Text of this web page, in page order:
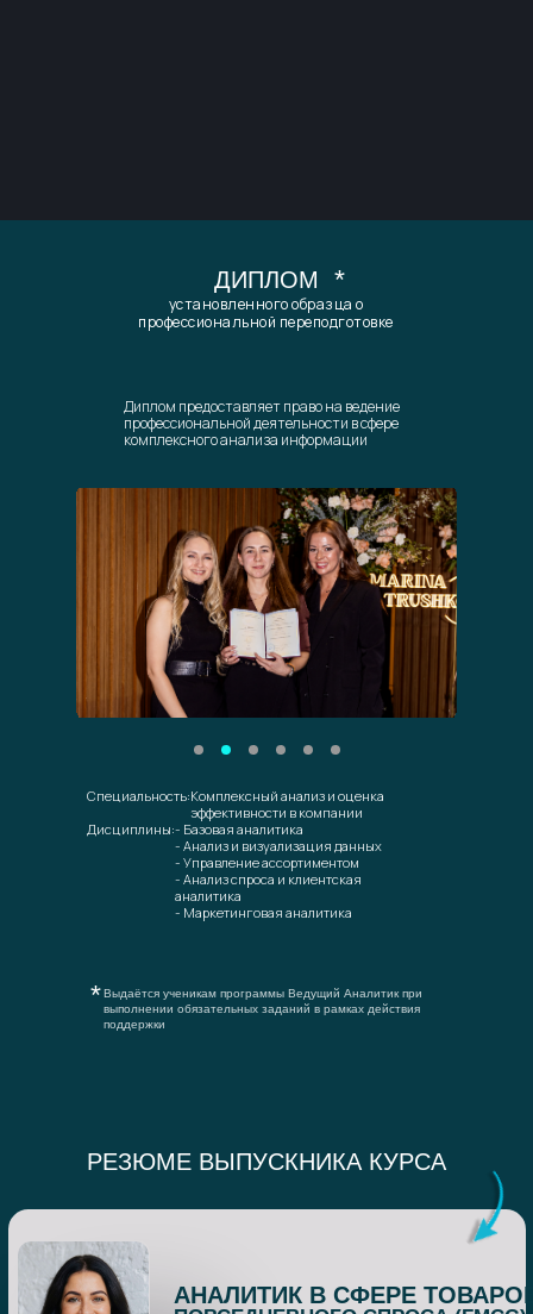
ДИПЛОМ
установленного образца о
профессиональной переподготовке
Специальность:Комплексный анализ и оценка
эффективности в компании
Дисциплины:- Базовая аналитика
- Анализ и визуализация данных
- Управление ассортиментом
- Анализ спроса и клиентская
аналитика
- Маркетинговая аналитика
Диплом предоставляет право на ведение
профессиональной деятельности в сфере
комплексного анализа информации
*
* Выдаётся ученикам программы Ведущий Аналитик при
выполнении обязательных заданий в рамках действия
поддержки
Оставить заявку на курс